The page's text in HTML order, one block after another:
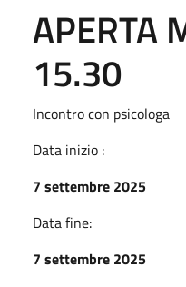
APERTA
15.30
Incontro con psicologa
Data inizio :
7 settembre 2025
Data fine:
7 settembre 2025